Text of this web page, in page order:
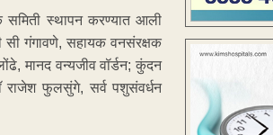
समिती स्थापन करण्यात आली
सी गंगावणे, सहायक वनसंरक्षक
मानद वन्यजीव वॉर्डन; कुंदन
राजेश फुलसुंगे, सर्व पशुसंवर्धन